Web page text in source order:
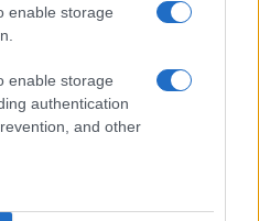
enable storage
enable storage
authentication
and other
17 Pro Max